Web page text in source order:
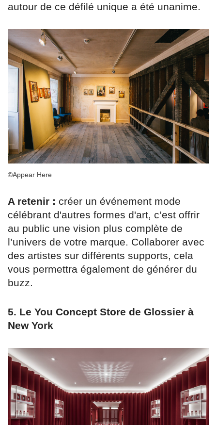
autour de ce défilé unique a été unanime.
©Appear Here
A retenir : créer un événement mode
célébrant d'autres formes d'art, c’est offrir
au public une vision plus complète de
l’univers de votre marque. Collaborer avec
des artistes sur différents supports, cela
vous permettra également de générer du
buzz.
5. Le You Concept Store de Glossier à
New York